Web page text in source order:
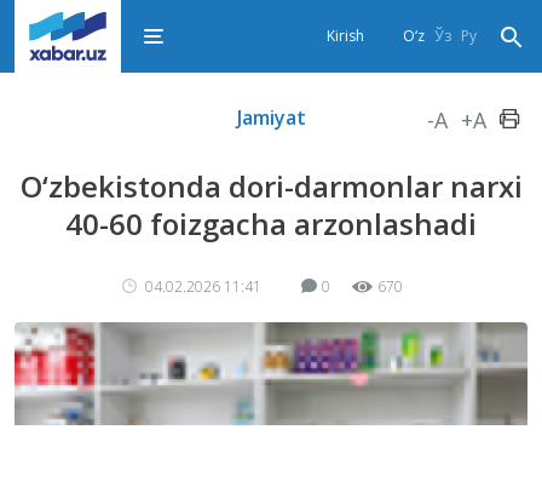
O‘z Ўз Ру
Kirish
Jamiyat -A +A
O‘zbekistonda dori-darmonlar narxi
40-60 foizgacha arzonlashadi
04.02.2026 11:41 0 670